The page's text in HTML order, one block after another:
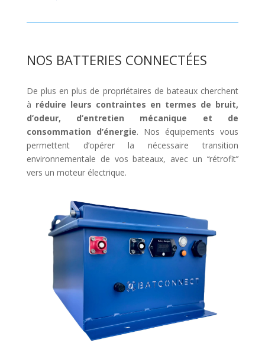
NOS BATTERIES CONNECTÉES
De plus en plus de propriétaires de bateaux cherchent
à réduire leurs contraintes en termes de bruit,
d’odeur, d’entretien mécanique et de
consommation d’énergie. Nos équipements vous
permettent d’opérer la nécessaire transition
environnementale de vos bateaux, avec un ‘‘rétrofit’’
vers un moteur électrique.